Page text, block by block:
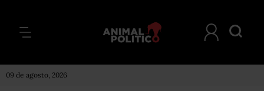
09 de agosto, 2026